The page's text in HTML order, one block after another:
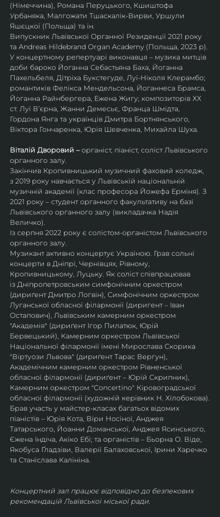
(Німеччина), Романа Перуцького, Кшиштофа
Урбаняка, Малгожати Тшаскалік-Вирви, Уршули
Яшєцкої (Польща) та ін.
Випускник Львівської Органної Резиденції 2021 року
та Andreas Hildebrand Organ Academy (Польща, 2023 р).
У концертному репертуарі виконавця – музика митців
доби бароко Йоганна Себастьяна Баха, Йоганна
Пахельбеля, Дітріха Букстегуде, Луї-Ніколя Клерамбо;
романтиків Фелікса Мендельсона, Йоганнеса Брамса,
Йоганна Райнбергера, Ежена Жигу; композиторів ХХ
ст. Луї В’єрна, Жанни Демесьє, Франца Шмідта,
Гордона Янга та українців Дмитра Бортнянського,
Віктора Гончаренка, Юрія Шевченка, Михайла Шуха.
Віталій Дворовий – органіст, піаніст, соліст Львівського
органного залу.
Закінчив Кропивницький музичний фаховий коледж,
з 2019 року навчається у Львівській національній
музичній академії (клас професора Йожефа Ерміня). З
2021 року – студент органного факультативу на базі
Львівського органного залу (викладачка Надія
Величко).
Із серпня 2022 року є солістом-органістом Львівського
органного залу.
Музикант активно концертує Україною. Грав сольні
концерти в Дніпрі, Чернівцях, Рівному,
Кропивницькому, Луцьку. Як соліст співпрацював
із Дніпропетровським симфонічним оркестром
(дириґент Дмитро Логвін), Симфонічним оркестром
Луганської обласної філармонії (диригент – Іван
Остапович), Львівським камерним оркестром
"Академія" (дириґент Ігор Пилатюк, Юрій
Бервецький), Камерним оркестром Львівської
Національної філармонії імені Мирослава Скорика
"Віртуози Львова" (дириґент Тарас Вергун),
Академічним камерним оркестром Рівненської
обласної філармонії (дириґент – Юрій Скрипник),
Камерним оркестром "Concertino" Кіровоградської
обласної філармонії (художній керівник Н. Хілобокова).
Брав участь у майстер-класах багатьох відомих
піаністів – Юрія Кота, Віри Носіної, Анджея
Татарського, Йоанни Доманської, Анджея Ясинського,
Єжена Індіча, Акіко Ебі; та органістів – Бьорна О. Віде,
Якобуса Ґладзіви, Валерії Балаховської, Ірини Харечко
та Станіслава Калініна.
Концертний зал працює відповідно до безпекових
рекомендацій Львівської міської ради.